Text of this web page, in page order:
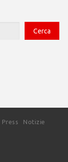
Press Notizie